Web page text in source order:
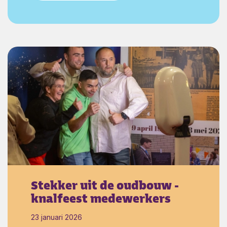
Cederhof.
Stekker uit de oudbouw -
knalfeest medewerkers
23 januari 2026